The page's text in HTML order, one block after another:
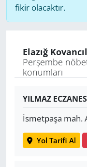
fikir olacaktır.
Elazığ
Perşembe
konumları
YILMAZ
İsmetpaşa mah.
Yol Tarifi Al
SAĞLIK
SPOR